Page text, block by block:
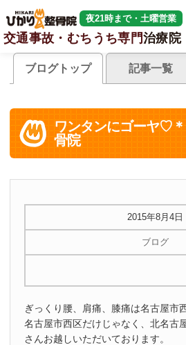
夜21時まで・土曜営業
交通事故・むちうち専門治療院
ブログトップ 記事一覧
ワンタンにゴーヤ♡
骨院
2015年8月4日
ブログ
ぎっくり腰、肩痛、膝痛は名古屋市
名古屋市西区だけじゃなく、北名古
さんお越しいただいております。